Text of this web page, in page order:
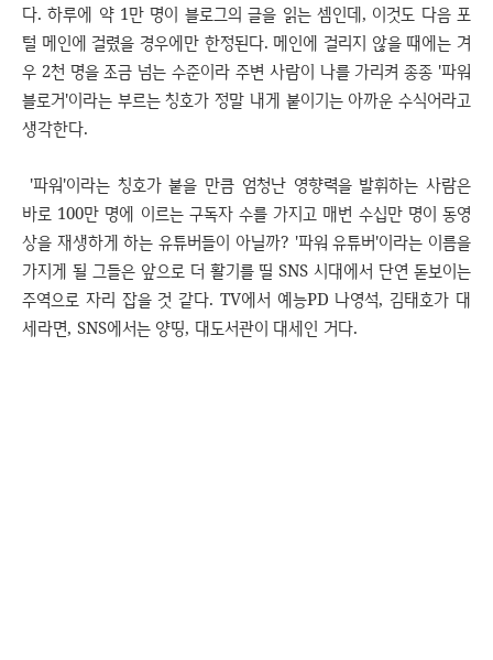
다. 하루에 약 1만 명이 블로그의 글을 읽는 셈인데, 이것도 다음 포
털 메인에 걸렸을 경우에만 한정된다. 메인에 걸리지 않을 때에는 겨
우 2천 명을 조금 넘는 수준이라 주변 사람이 나를 가리켜 종종 '파워
블로거'이라는 부르는 칭호가 정말 내게 붙이기는 아까운 수식어라고
생각한다.
'파워'이라는 칭호가 붙을 만큼 엄청난 영향력을 발휘하는 사람은
바로 100만 명에 이르는 구독자 수를 가지고 매번 수십만 명이 동영
상을 재생하게 하는 유튜버들이 아닐까? '파워 유튜버'이라는 이름을
가지게 될 그들은 앞으로 더 활기를 띨 SNS 시대에서 단연 돋보이는
주역으로 자리 잡을 것 같다. TV에서 예능PD 나영석, 김태호가 대
세라면, SNS에서는 양띵, 대도서관이 대세인 거다.